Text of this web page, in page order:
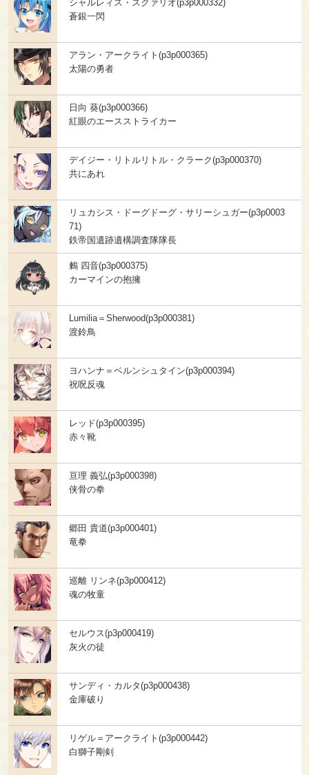
シャルレィス・スクァリオ(p3p000332)
蒼銀一閃
アラン・アークライト(p3p000365)
太陽の勇者
日向 葵(p3p000366)
紅眼のエースストライカー
デイジー・リトルリトル・クラーク(p3p000370)
共にあれ
リュカシス・ドーグドーグ・サリーシュガー(p3p0003
71)
鉄帝国遺跡遺構調査隊隊長
鶫 四音(p3p000375)
カーマインの抱擁
Lumilia＝Sherwood(p3p000381)
渡鈴鳥
ヨハンナ＝ベルンシュタイン(p3p000394)
祝呪反魂
レッド(p3p000395)
赤々靴
亘理 義弘(p3p000398)
侠骨の拳
郷田 貴道(p3p000401)
竜拳
巡離 リンネ(p3p000412)
魂の牧童
セルウス(p3p000419)
灰火の徒
サンディ・カルタ(p3p000438)
金庫破り
リゲル＝アークライト(p3p000442)
白獅子剛剣